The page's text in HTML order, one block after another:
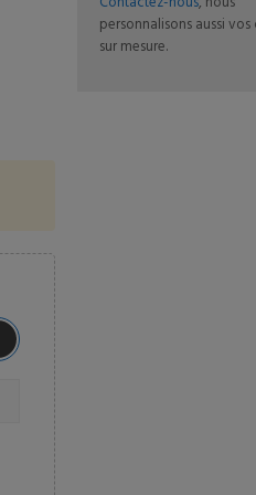
personnalisons aussi
sur mesure.